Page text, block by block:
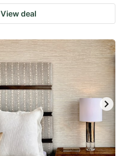
View deal